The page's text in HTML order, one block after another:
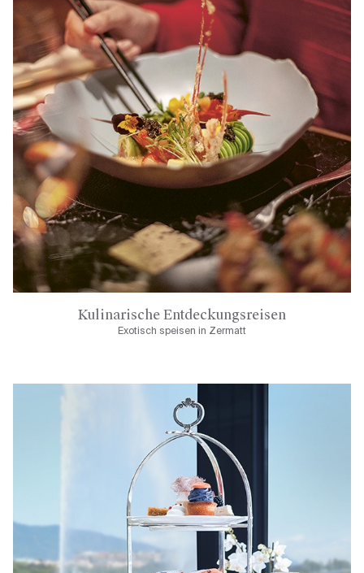
Kulinarische Entdeckungsreisen
Exotisch speisen in Zermatt